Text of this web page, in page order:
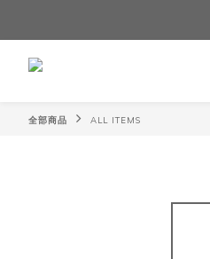
全部商品 ALL ITEMS